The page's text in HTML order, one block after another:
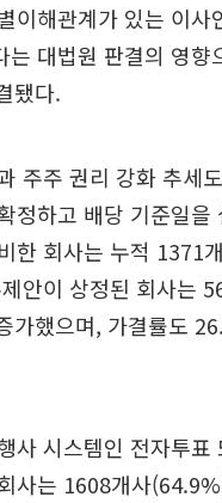
이해관계가 있는 이사
는 대법원 판결의 영향
됐다.
주주 권리 강화 추세
정하고 배당 기준일을
한 회사는 누적 1371
안이 상정된 회사는
가했으며, 가결률도
사 시스템인 전자투표
사는 1608개사